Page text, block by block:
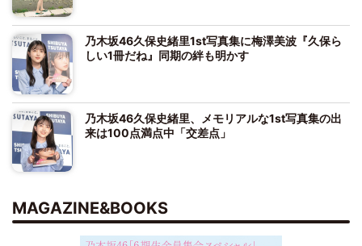
乃木坂46久保史緒里1st写真集に梅澤美波『久保ら
しい1冊だね』同期の絆も明かす
乃木坂46久保史緒里、メモリアルな1st写真集の出
来は100点満点中「交差点」
MAGAZINE&BOOKS